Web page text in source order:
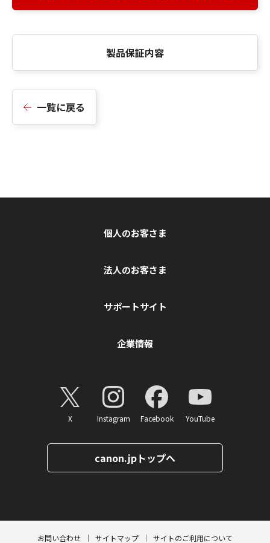
製品保証内容
一覧に戻る
個人のお客さま
法人のお客さま
サポートサイト
企業情報
X Instagram Facebook YouTube
canon.jpトップへ
お問い合わせ サイトマップ サイトのご利用について